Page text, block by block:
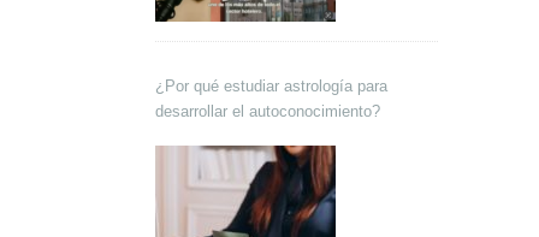
¿Por qué estudiar astrología para
desarrollar el autoconocimiento?